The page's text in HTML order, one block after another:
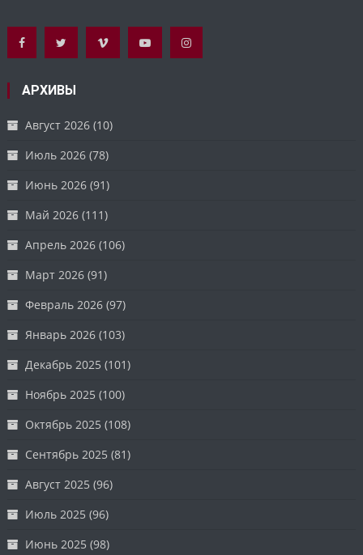
АРХИВЫ
Август 2026 (10)
Июль 2026 (78)
Июнь 2026 (91)
Май 2026 (111)
Апрель 2026 (106)
Март 2026 (91)
Февраль 2026 (97)
Январь 2026 (103)
Декабрь 2025 (101)
Ноябрь 2025 (100)
Октябрь 2025 (108)
Сентябрь 2025 (81)
Август 2025 (96)
Июль 2025 (96)
Июнь 2025 (98)